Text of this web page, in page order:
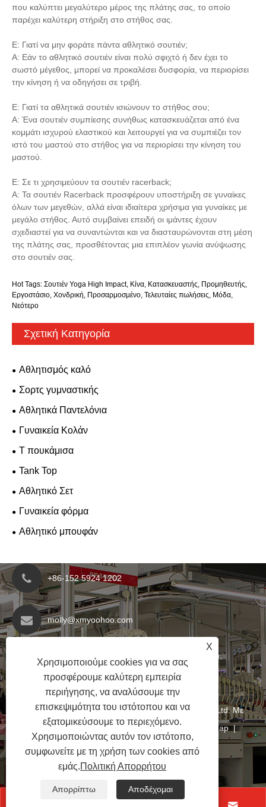
που καλύπτει μεγαλύτερο μέρος της πλάτης σας, το οποίο
παρέχει καλύτερη στήριξη στο στήθος σας.
Ε: Γιατί να μην φοράτε πάντα αθλητικό σουτιέν;
Α: Εάν το αθλητικό σουτιέν είναι πολύ σφιχτό ή δεν έχει το
σωστό μέγεθος, μπορεί να προκαλέσει δυσφορία, να περιορίσει
την κίνηση ή να οδηγήσει σε τριβή.
Ε: Γιατί τα αθλητικά σουτιέν ισιώνουν το στήθος σου;
Α: Ένα σουτιέν συμπίεσης συνήθως κατασκευάζεται από ένα
κομμάτι ισχυρού ελαστικού και λειτουργεί για να συμπιέζει τον
ιστό του μαστού στο στήθος για να περιορίσει την κίνηση του
μαστού.
Ε: Σε τι χρησιμεύουν τα σουτιέν racerback;
Α: Τα σουτιέν Racerback προσφέρουν υποστήριξη σε γυναίκες
όλων των μεγεθών, αλλά είναι ιδιαίτερα χρήσιμα για γυναίκες με
μεγάλο στήθος. Αυτό συμβαίνει επειδή οι ιμάντες έχουν
σχεδιαστεί για να συναντώνται και να διασταυρώνονται στη μέση
της πλάτης σας, προσθέτοντας μια επιπλέον γωνία ανύψωσης
στο σουτιέν σας.
Hot Tags: Σουτιέν Yoga High Impact, Κίνα, Κατασκευαστής, Προμηθευτής,
Εργοστάσιο, Χονδρική, Προσαρμοσμένο, Τελευταίες πωλήσεις, Μόδα,
Νεότερο
Σχετική Κατηγορία
Αθλητισμός καλό
Σορτς γυμναστικής
Αθλητικά Παντελόνια
Γυναικεία Κολάν
T πουκάμισα
Tank Top
Αθλητικό Σετ
Γυναικεία φόρμα
Αθλητικό μπουφάν
+86-152 5924 1202
molly@xmyoohoo.com
No.98 Xiangxing Rd, περιοχή Xiang'an, Fujian,
Κίνα. 361101
Copyright © 2024 Xiamen Evaricky Trading Co., Ltd. Με
επιφύλαξη παντός δικαιώματοςLinks Sitemap|
RSS
| Πολιτική Απορρήτου
X
Χρησιμοποιούμε cookies για να σας
προσφέρουμε καλύτερη εμπειρία
περιήγησης, να αναλύσουμε την
επισκεψιμότητα του ιστότοπου και να
εξατομικεύσουμε το περιεχόμενο.
Χρησιμοποιώντας αυτόν τον ιστότοπο,
συμφωνείτε με τη χρήση των cookies από
εμάς.Πολιτική Απορρήτου
Απορρίπτω Αποδέχομαι